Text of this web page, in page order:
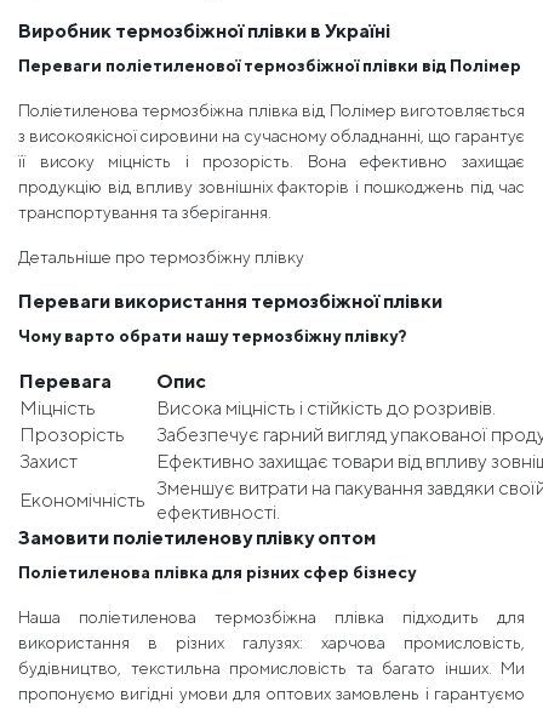
Виробник термозбіжної плівки в Україні
Переваги поліетиленової термозбіжної плівки від Полімер
Поліетиленова термозбіжна плівка від Полімер виготовляється
з високоякісної сировини на сучасному обладнанні, що гарантує
її високу міцність і прозорість. Вона ефективно захищає
продукцію від впливу зовнішніх факторів і пошкоджень під час
транспортування та зберігання.
Детальніше про термозбіжну плівку
Переваги використання термозбіжної плівки
Чому варто обрати нашу термозбіжну плівку?
Перевага
Опис
Міцність
Висока міцність і стійкість до розривів.
Прозорість
Забезпечує гарний вигляд упакованої
Захист
Ефективно захищає товари від впливу
Економічність
Зменшує витрати на пакування завдяки
ефективності.
Замовити поліетиленову плівку оптом
Поліетиленова плівка для різних сфер бізнесу
Наша поліетиленова термозбіжна плівка підходить для
використання в різних галузях: харчова промисловість,
будівництво, текстильна промисловість та багато інших. Ми
пропонуємо вигідні умови для оптових замовлень і гарантуємо